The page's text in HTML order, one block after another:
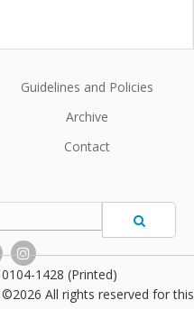
Guidelines and Policies
Archive
Contact
1428 (Printed)
©2026 All rights reserved for this